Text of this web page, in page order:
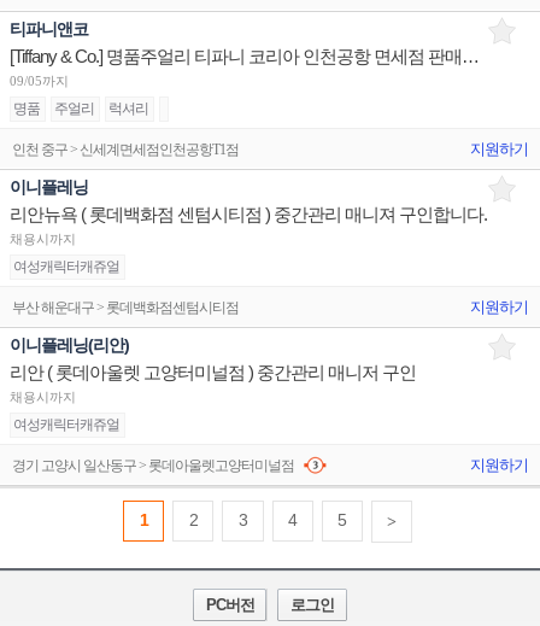
티파니앤코
[Tiffany & Co.] 명품주얼리 티파니 코리아 인천공항 면세점 판매사원 채용
09/05까지
명품 주얼리 럭셔리
인천 중구 > 신세계면세점인천공항T1점 지원하기
이니플레닝
리안뉴욕 ( 롯데백화점 센텀시티점 ) 중간관리 매니져 구인합니다.
채용시까지
여성캐릭터캐쥬얼
부산 해운대구 > 롯데백화점센텀시티점 지원하기
이니플레닝(리안)
리안 ( 롯데아울렛 고양터미널점 ) 중간관리 매니저 구인
채용시까지
여성캐릭터캐쥬얼
경기 고양시 일산동구 > 롯데아울렛고양터미널점 지원하기
1 2 3 4 5 >
PC버전 로그인